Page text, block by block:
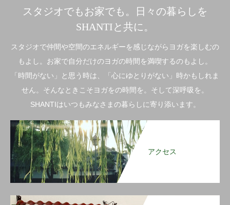
スタジオでもお家でも。日々の暮らしを
SHANTIと共に。
スタジオで仲間や空間のエネルギーを感じながらヨガを楽しむの
もよし。お家で自分だけのヨガの時間を満喫するのもよし。
「時間がない」と思う時は、「心にゆとりがない」時かもしれま
せん。そんなときこそヨガをの時間を。そして深呼吸を。
SHANTIはいつもみなさまの暮らしに寄り添います。
アクセス